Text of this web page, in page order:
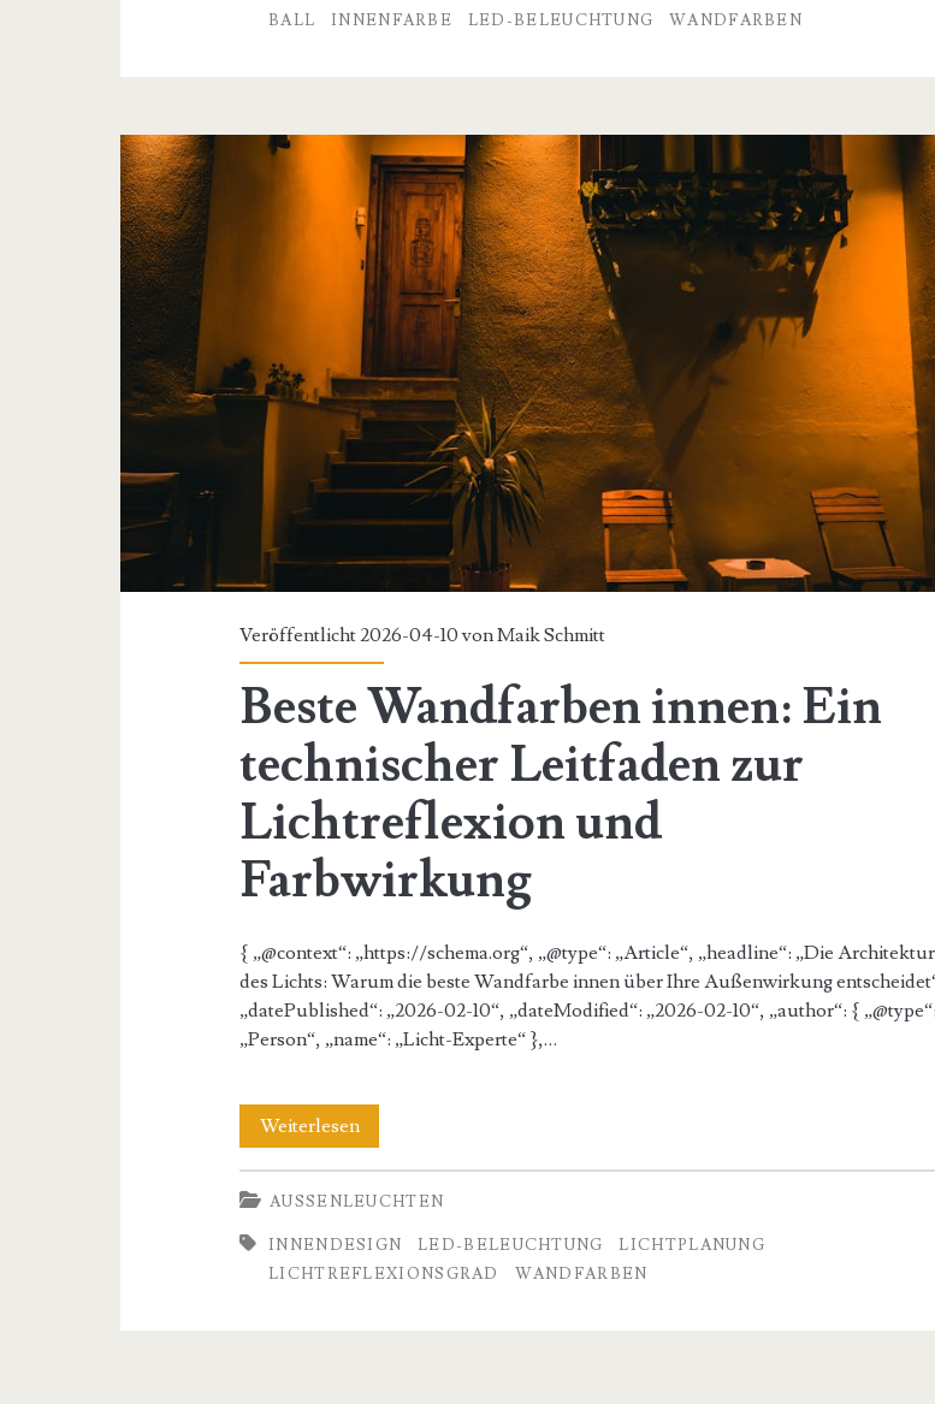
Marken,
die
ihre
Versprechen
halten
BALL
INNENFARBE LED-BELEUCHTUNG WANDFARBEN
Veröffentlicht 2026-04-10 vonMaik Schmitt
Beste Wandfarben innen: Ein
technischer Leitfaden zur
Lichtreflexion und
Farbwirkung
{ „@context“: „https://schema.org“, „@type“: „Article“, „headline“: „Die Architektur
des Lichts: Warum die beste Wandfarbe innen über Ihre Außenwirkung
„datePublished“: „2026-02-10“, „dateModified“: „2026-02-10“, „author“: { „@type“:
„Person“, „name“: „Licht-Experte“ },…
WeiterlesenBeste
Wandfarben
innen:
Ein
AUSSENLEUCHTEN
INNENDESIGN LED-BELEUCHTUNG
LICHTPLANUNG
LICHTREFLEXIONSGRAD
WANDFARBEN